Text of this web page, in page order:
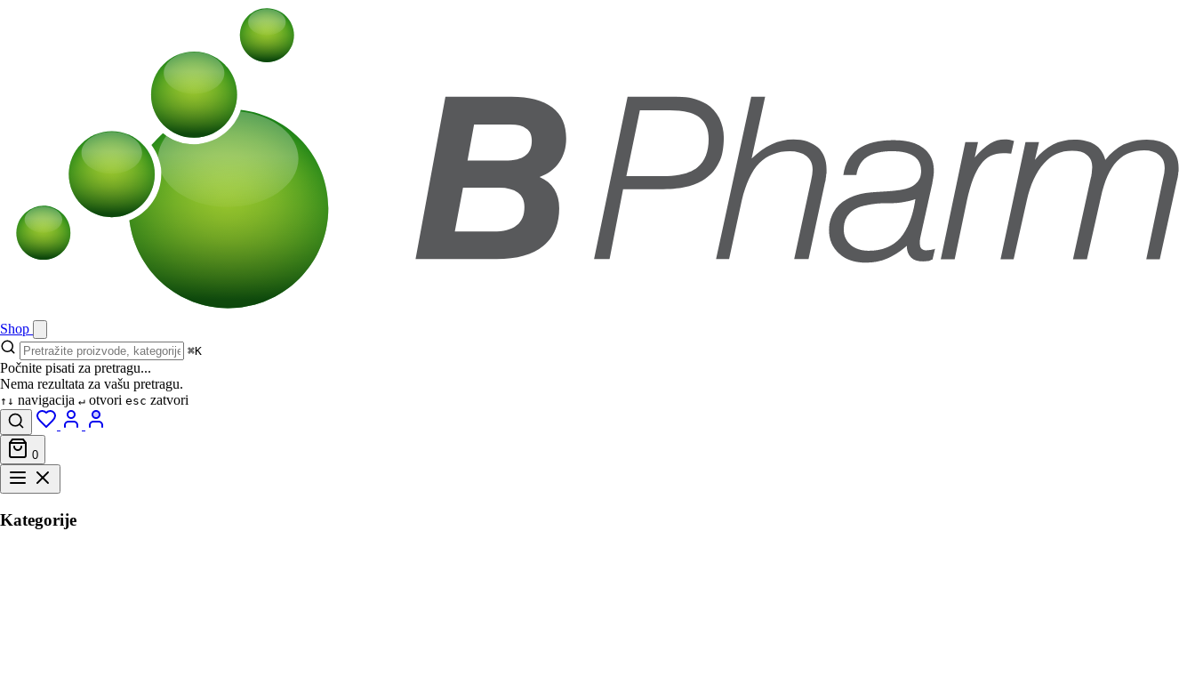
Shop
⌘K
Počnite pisati za pretragu...
Nema rezultata za vašu pretragu.
↑↓ navigacija ↵ otvori esc zatvori
0
Kategorije